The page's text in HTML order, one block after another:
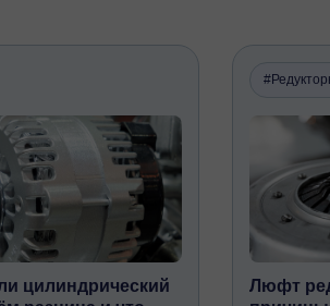
цилиндрический
Люфт